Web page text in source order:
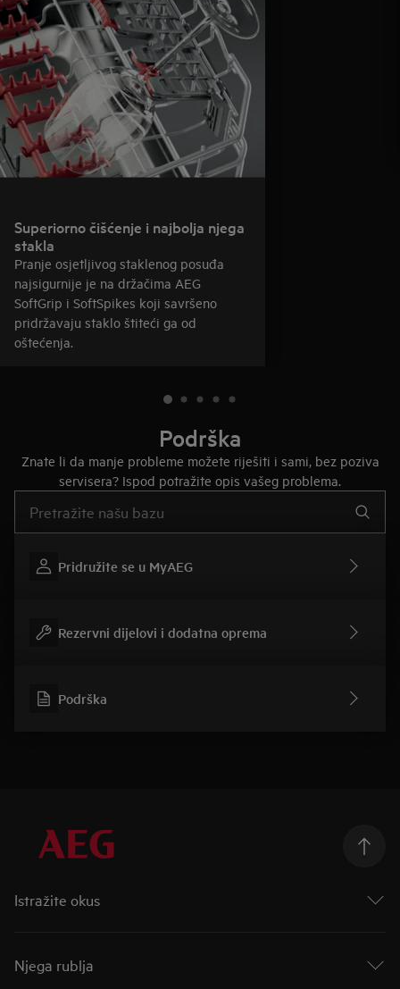
Superiorno čišćenje i najbolja njega
stakla
Pranje osjetljivog staklenog posuđa
najsigurnije je na držačima AEG
SoftGrip i SoftSpikes koji savršeno
pridržavaju staklo štiteći ga od
oštećenja.
Podrška
Znate li da manje probleme možete riješiti i sami, bez poziva
servisera? Ispod potražite opis vašeg problema.
Pridružite se u MyAEG
Rezervni dijelovi i dodatna oprema
Podrška
Istražite okus
Taste of Tommorow
Mastery Range
Njega rublja